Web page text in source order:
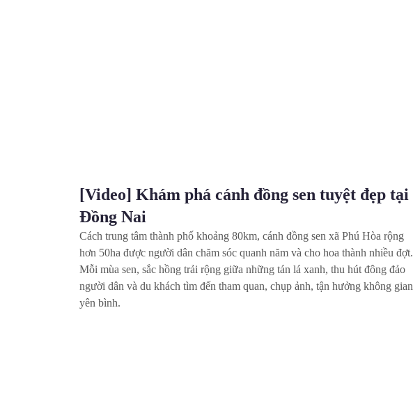
[Video] Khám phá cánh đồng sen tuyệt đẹp
tại Đồng Nai
Cách trung tâm thành phố khoảng 80km, cánh đồng sen xã Phú Hòa
rộng hơn 50ha được người dân chăm sóc quanh năm và cho hoa thành
nhiều đợt. Mỗi mùa sen, sắc hồng trải rộng giữa những tán lá xanh, thu
hút đông đảo người dân và du khách tìm đến tham quan, chụp ảnh, tận
hưởng không gian yên bình.